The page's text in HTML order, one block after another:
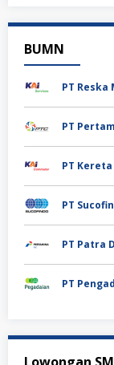
BUMN
PT Reska
PT
PT
PT
PT Patra
PT
Lowongan